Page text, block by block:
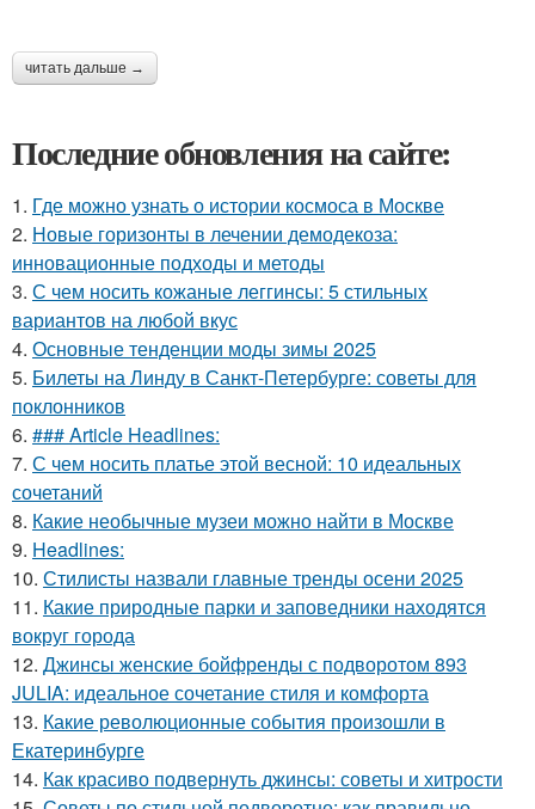
читать дальше →
Последние обновления на сайте:
1. Где можно узнать о истории космоса в Москве
2. Новые горизонты в лечении демодекоза:
инновационные подходы и методы
3. С чем носить кожаные леггинсы: 5 стильных
вариантов на любой вкус
4. Основные тенденции моды зимы 2025
5. Билеты на Линду в Санкт-Петербурге: советы для
поклонников
6. ### Article Headlines:
7. С чем носить платье этой весной: 10 идеальных
сочетаний
8. Какие необычные музеи можно найти в Москве
9. Headlines:
10. Стилисты назвали главные тренды осени 2025
11. Какие природные парки и заповедники находятся
вокруг города
12. Джинсы женские бойфренды с подворотом 893
JULIA: идеальное сочетание стиля и комфорта
13. Какие революционные события произошли в
Екатеринбурге
14. Как красиво подвернуть джинсы: советы и хитрости